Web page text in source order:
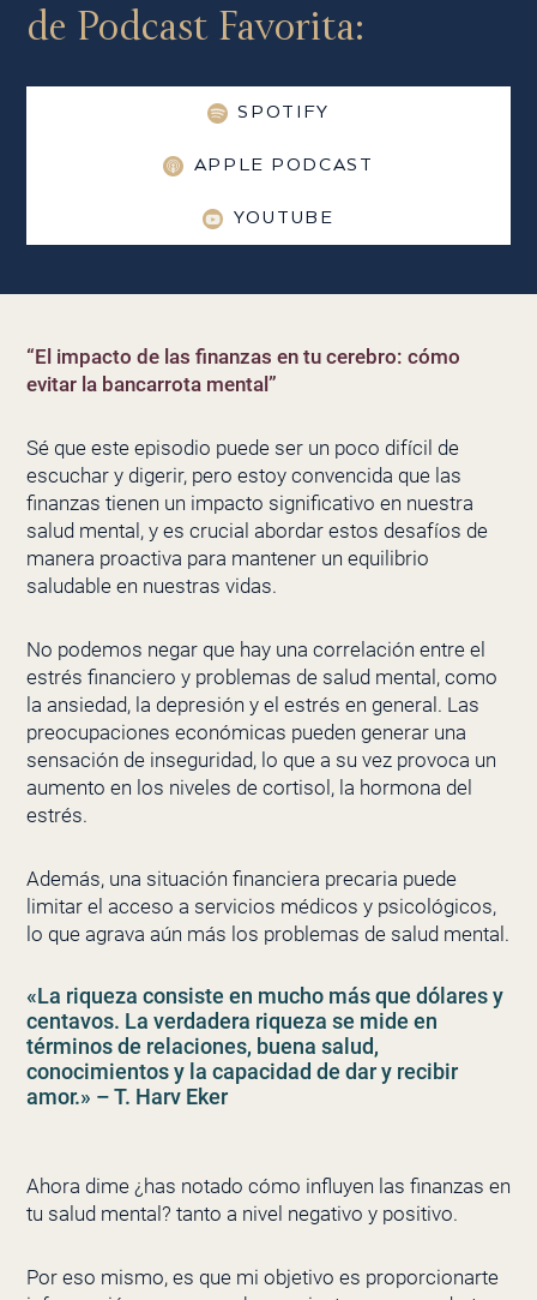
de Podcast Favorita:
SPOTIFY
APPLE PODCAST
YOUTUBE
“El impacto de las finanzas en tu cerebro: cómo
evitar la bancarrota mental”
Sé que este episodio puede ser un poco difícil de
escuchar y digerir, pero estoy convencida que las
finanzas tienen un impacto significativo en nuestra
salud mental, y es crucial abordar estos desafíos de
manera proactiva para mantener un equilibrio
saludable en nuestras vidas.
No podemos negar que hay una correlación entre el
estrés financiero y problemas de salud mental, como
la ansiedad, la depresión y el estrés en general. Las
preocupaciones económicas pueden generar una
sensación de inseguridad, lo que a su vez provoca un
aumento en los niveles de cortisol, la hormona del
estrés.
Además, una situación financiera precaria puede
limitar el acceso a servicios médicos y psicológicos,
lo que agrava aún más los problemas de salud mental.
«La riqueza consiste en mucho más que dólares y
centavos. La verdadera riqueza se mide en
términos de relaciones, buena salud,
conocimientos y la capacidad de dar y recibir
amor.» – T. Harv Eker
Ahora dime ¿has notado cómo influyen las finanzas en
tu salud mental? tanto a nivel negativo y positivo.
Por eso mismo, es que mi objetivo es proporcionarte